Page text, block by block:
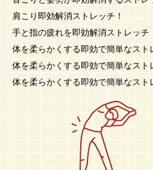
肩こり即効解消ストレッチ！
手と指の疲れを即効解消ストレッチ
体を柔らかくする即効で簡単なス
体を柔らかくする即効で簡単なス
体を柔らかくする即効で簡単なス